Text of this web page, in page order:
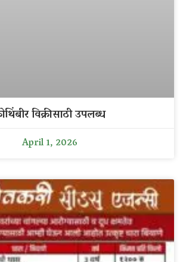
विक्रीसाठी उपलब्ध
April 1, 2026